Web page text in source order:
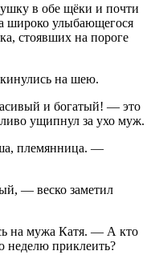
в обе щёки и почти
широко улыбающегося
ка, стоявших на пороге
на шею.
и богатый! — это
ущипнул за ухо муж.
племянница. —
— веско заметил
на мужа Катя. — А кто
неделю приклеить?